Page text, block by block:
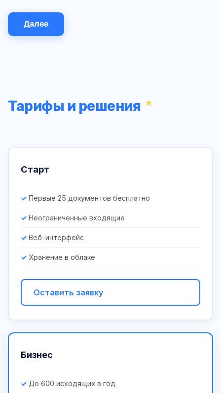
Далее
Тарифы и решения
Старт
Первые 25 документов бесплатно
Неограниченные входящие
Веб-интерфейс
Хранение в облаке
Оставить заявку
Бизнес
До 600 исходящих в год